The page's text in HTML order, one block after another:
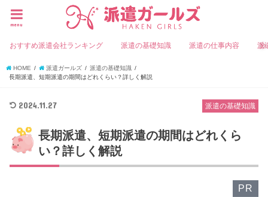
menu
おすすめ派遣会社ランキング 派遣の基礎知識 派遣の仕事内容 派
HOME 派遣ガールズ
派遣の基礎知識
長期派遣、短期派遣の期間はどれくらい？詳しく解説
派遣の基礎知識
2024.11.27
長期派遣、短期派遣の期間はどれくら
い？詳しく解説
PR